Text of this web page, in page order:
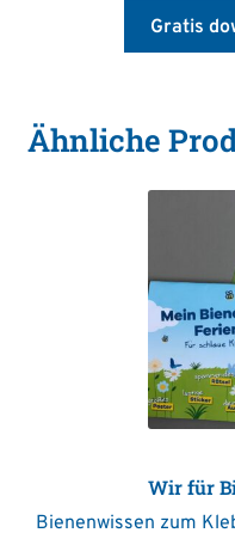
Gratis
Ähnliche
Wir für
Bienenwissen zum